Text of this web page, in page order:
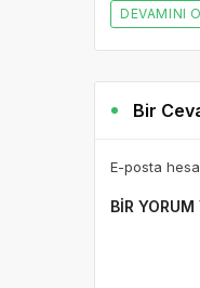
DEVAMINI
Bir
E-posta
BIR YORUM